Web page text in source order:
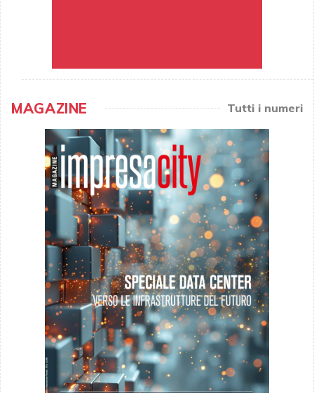
MAGAZINE Tutti i numeri